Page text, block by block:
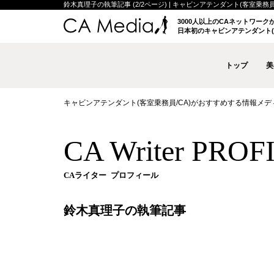
鈴木真理子の執筆記事 (2/2ページ) | キャビンアテンダント(客室乗務
3000人以上のCAネットワーク
日本初のキャビンアテンダン
トップ
キャビンアテンダント(客室乗務員/CA)がおすすめする情報メ
CA Writer
CAライター プロフィール
鈴木真理子の執筆記事